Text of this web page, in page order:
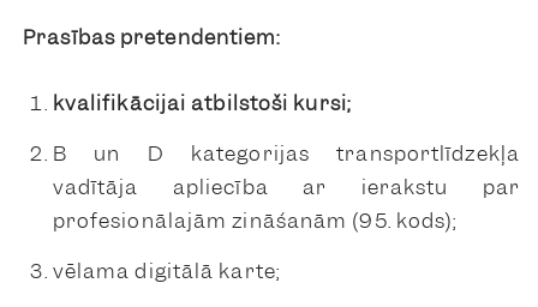
Prasības pretendentiem:
kvalifikācijai atbilstoši kursi;
B un D kategorijas transportlīdzekļa
vadītāja apliecība ar ierakstu par
profesionālajām zināšanām (95. kods);
vēlama digitālā karte;